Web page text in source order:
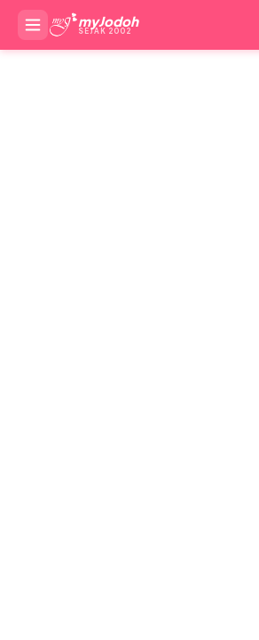
myJodoh
SEJAK 2002